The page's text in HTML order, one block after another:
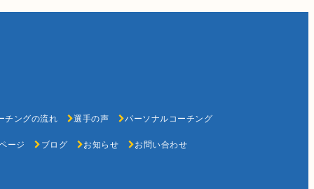
チングの流れ 選手の声 パーソナルコーチング
ージ ブログ お知らせ お問い合わせ